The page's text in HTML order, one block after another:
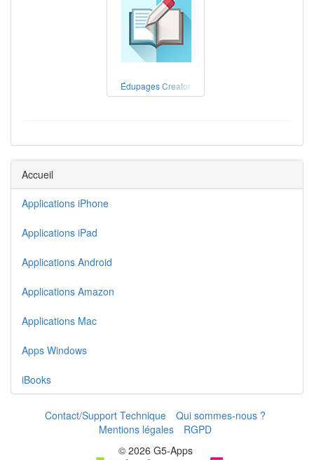
Édupages Creator
Accueil
Applications iPhone
Applications iPad
Applications Android
Applications Amazon
Applications Mac
Apps Windows
iBooks
Contact/Support Technique
Qui sommes-nous ?
Mentions légales
RGPD
© 2026 G5-Apps